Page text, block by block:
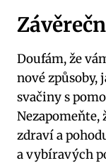
Doufám, že
nové způsoby,
svačiny s
Nezapomeňte,
zdraví a
a vybíravých